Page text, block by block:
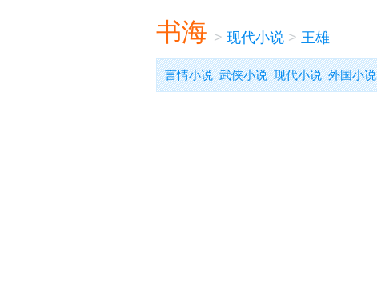
书海 > 现代小说> 王雄
言情小说 武侠小说 现代小说 外国小说